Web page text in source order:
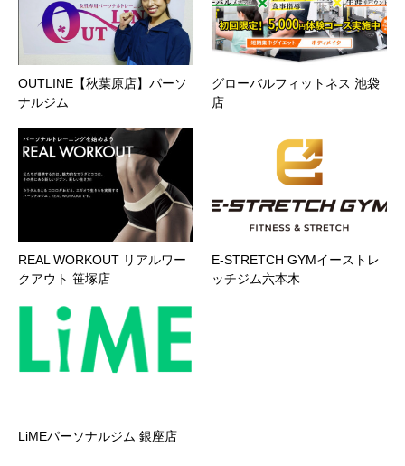
OUTLINE【秋葉原店】パーソ
ナルジム
グローバルフィットネス 池袋
店
REAL WORKOUT リアルワー
クアウト 笹塚店
E-STRETCH GYMイーストレ
ッチジム六本木
LiMEパーソナルジム 銀座店